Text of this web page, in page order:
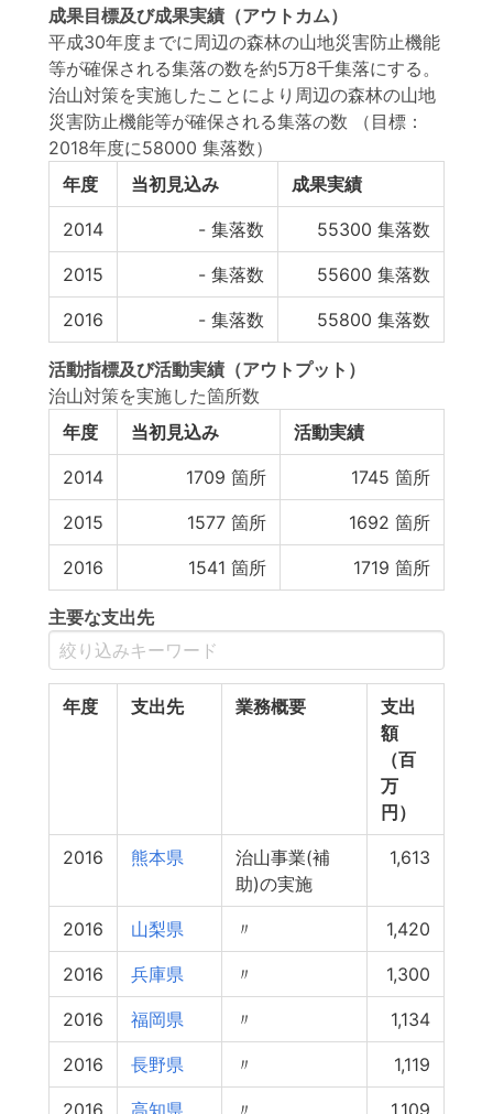
成果目標及び成果実績 （アウトカム）
平成30年度までに周辺の森林の山地災害防止機能
等が確保される集落の数を約5万8千集落にする。
治山対策を実施したことにより周辺の森林の山地
災害防止機能等が確保される集落の数
（目標：
2018年度に58000 集落数）
年度
当初見込み 成果実績
2014 - 集落数 55300 集落数
2015 - 集落数 55600 集落数
2016 - 集落数 55800 集落数
活動指標及び活動実績 （アウトプット）
治山対策を実施した箇所数
年度
当初見込み 活動実績
2014 1709 箇所 1745 箇所
2015 1577 箇所 1692 箇所
2016 1541 箇所 1719 箇所
主要な支出先
年度 支出先 業務概要
支出
額
（百
万
円）
2016 熊本県
治山事業(補
助)の実施
1,613
2016 山梨県 〃 1,420
2016 兵庫県 〃 1,300
2016 福岡県 〃 1,134
2016 長野県 〃 1,119
2016 高知県 〃 1,109